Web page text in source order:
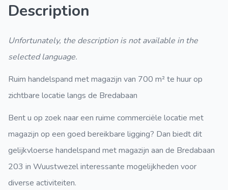
Description
Unfortunately, the description is not available in the
selected language.
Ruim handelspand met magazijn van 700 m² te huur op
zichtbare locatie langs de Bredabaan
Bent u op zoek naar een ruime commerciële locatie met
magazijn op een goed bereikbare ligging? Dan biedt dit
gelijkvloerse handelspand met magazijn aan de Bredabaan
203 in Wuustwezel interessante mogelijkheden voor
diverse activiteiten.